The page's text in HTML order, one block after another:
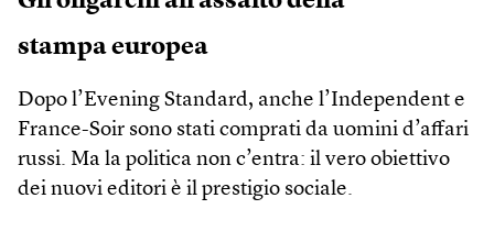
stampa europea
Dopo l’Evening Standard, anche l’Independent e
France-Soir sono stati comprati da uomini d’affari
russi. Ma la politica non c’entra: il vero obiettivo
dei nuovi editori è il prestigio sociale.